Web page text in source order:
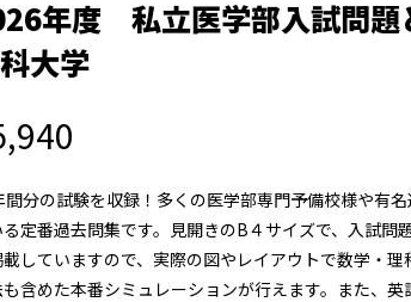
年度 私立医学部入試問
大学
間分の試験を収録！多くの医学部専門予備校様や有
る定番過去問集です。見開きのB４サイズで、入試問
載していますので、実際の図やレイアウトで数学・
も含めた本番シミュレーションが行えます。また、